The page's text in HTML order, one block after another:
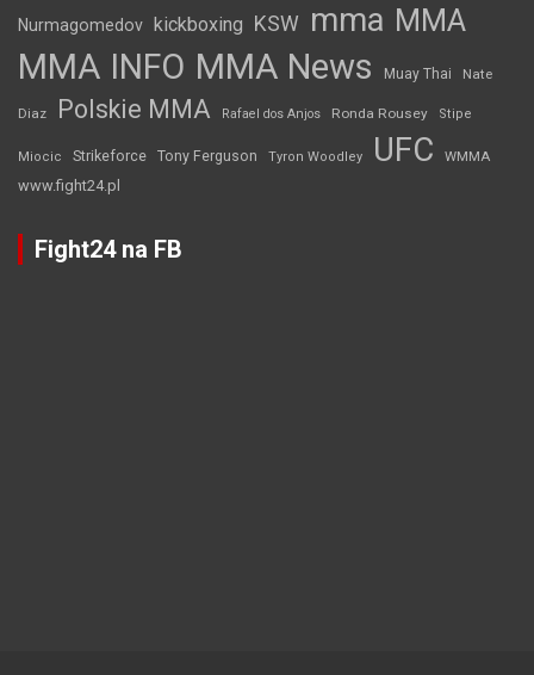
Nurmagomedov kickboxing KSW mma MMA
MMA INFO MMA News Muay Thai Nate
Diaz Polskie MMA Rafael dos Anjos Ronda Rousey Stipe
Miocic Strikeforce Tony Ferguson Tyron Woodley UFC WMMA
www.fight24.pl
Fight24 na FB